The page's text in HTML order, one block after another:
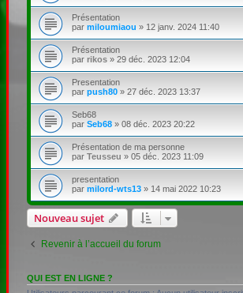
Présentation
par miloumiaou » 12 janv. 2024 11:40
Présentation
par rikos» 29 déc. 2023 12:04
Presentation
par push80» 27 déc. 2023 13:37
Seb68
par Seb68» 08 déc. 2023 20:22
Présentation de ma personne
par Teusseu » 05 déc. 2023 11:09
presentation
par milord-wts13» 14 mai 2022 10:23
Nouveau sujet
Revenir à l’accueil du forum
QUI EST EN LIGNE ?